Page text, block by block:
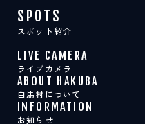
SPOTS
スポット紹介
LIVE CAMERA
ライブカメラ
ABOUT HAKUBA
白馬村について
INFORMATION
お知らせ